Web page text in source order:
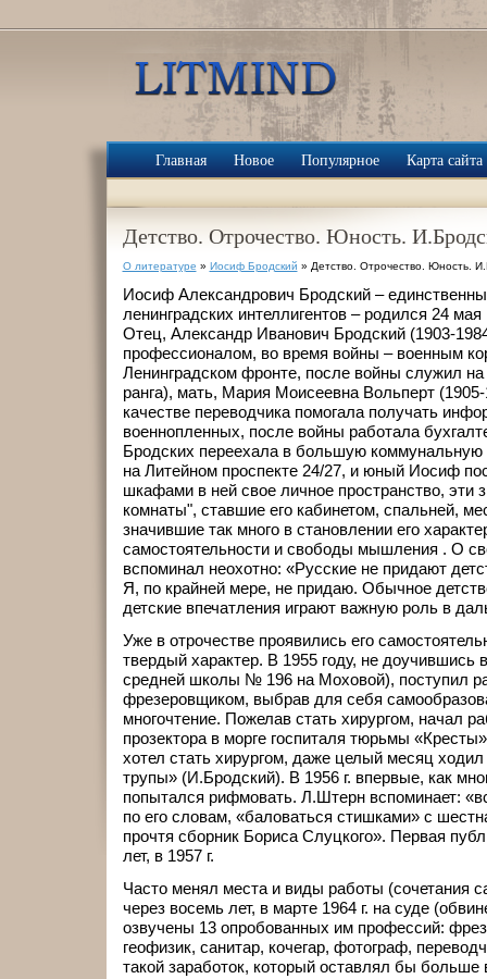
Главная Новое Популярное Карта сайта
Детство. Отрочество. Юность.
О литературе » Иосиф Бродский » Детство. Отрочество. Юность.
Иосиф Александрович Бродский –
ленинградских интеллигентов – родился 24 мая
Отец, Александр Иванович Бродский (1903-
профессионалом, во время войны – военным
Ленинградском фронте, после войны служил на
ранга), мать, Мария Моисеевна Вольперт
качестве переводчика помогала получать
военнопленных, после войны работала
Бродских переехала в большую
на Литейном проспекте 24/27, и юный Иосиф
шкафами в ней свое личное пространство, эти
комнаты", ставшие его кабинетом, спальней,
значившие так много в становлении его
самостоятельности и свободы мышления . О
вспоминал неохотно: «Русские не придают
Я, по крайней мере, не придаю. Обычное
детские впечатления играют важную роль в
Уже в отрочестве проявились его
твердый характер. В 1955 году, не доучившись
средней школы № 196 на Моховой), поступил
фрезеровщиком, выбрав для себя
многочтение. Пожелав стать хирургом, начал
прозектора в морге госпиталя тюрьмы
хотел стать хирургом, даже целый месяц ходил
трупы» (И.Бродский). В 1956 г. впервые, как
попытался рифмовать. Л.Штерн вспоминает:
по его словам, «баловаться стишками» с
прочтя сборник Бориса Слуцкого». Первая
лет, в 1957 г.
Часто менял места и виды работы (сочетания
через восемь лет, в марте 1964 г. на суде
озвучены 13 опробованных им профессий:
геофизик, санитар, кочегар, фотограф,
такой заработок, который оставлял бы больше